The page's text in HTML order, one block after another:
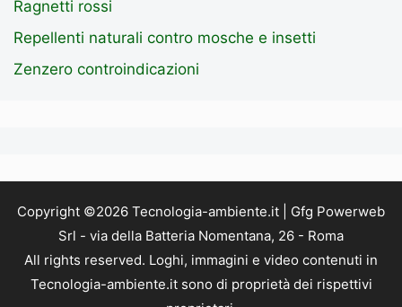
Ragnetti rossi
Repellenti naturali contro mosche e insetti
Zenzero controindicazioni
Copyright ©2026 Tecnologia-ambiente.it | Gfg Powerweb
Srl - via della Batteria Nomentana, 26 - Roma
All rights reserved. Loghi, immagini e video contenuti in
Tecnologia-ambiente.it sono di proprietà dei rispettivi